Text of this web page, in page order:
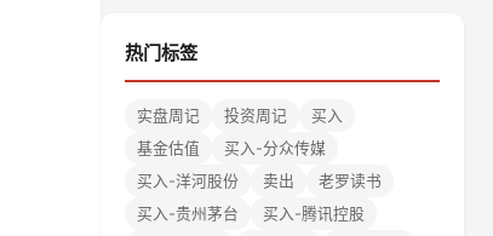
热门标签
实盘周记 投资周记
买入
基金估值
买入-分众传媒
买入-洋河股份
卖出
老罗读书
买入-贵州茅台
买入-腾讯控股